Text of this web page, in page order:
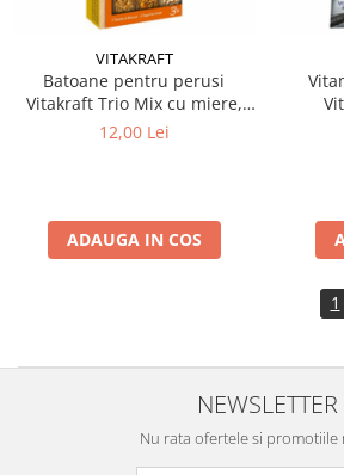
VITAKRAFT
Batoane pentru perusi
Vitakraft Trio Mix cu miere,
portocala & popcorn 3 buc
12,00 Lei
ADAUGA IN COS
1
NEWSLETTER
Nu rata ofertele si promotiile